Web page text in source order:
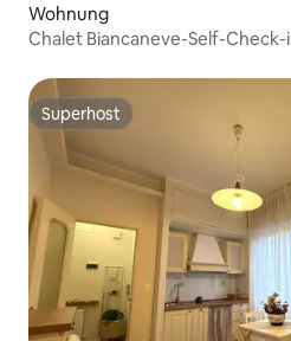
Wohnung
Chalet Biancaneve-Self-
Superhost
Superhost